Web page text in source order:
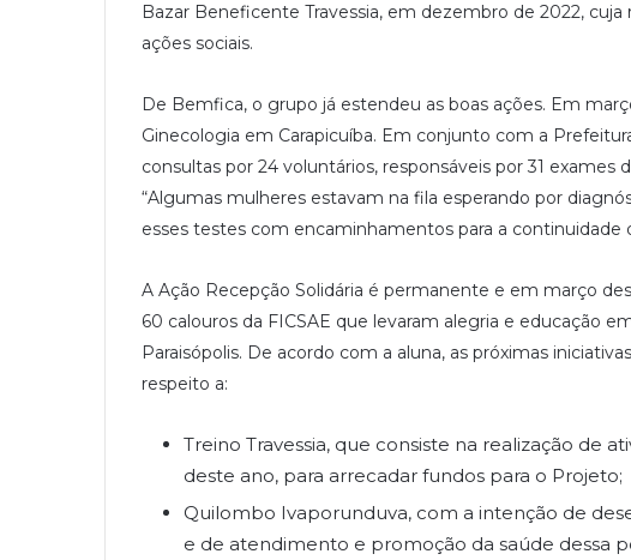
Bazar Beneficente Travessia, em dezembro de 2022,
ações sociais.
De Bemfica, o grupo já estendeu as boas ações. Em
Ginecologia em Carapicuíba. Em conjunto com a
consultas por 24 voluntários, responsáveis por 31 exames
“Algumas mulheres estavam na fila esperando por
esses testes com encaminhamentos para a continuidade
A Ação Recepção Solidária é permanente e em março
60 calouros da FICSAE que levaram alegria e educação
Paraisópolis. De acordo com a aluna, as próximas
respeito a:
Treino Travessia, que consiste na realização de
deste ano, para arrecadar fundos para o Projeto;
Quilombo Ivaporunduva, com a intenção de
e de atendimento e promoção da saúde dessa